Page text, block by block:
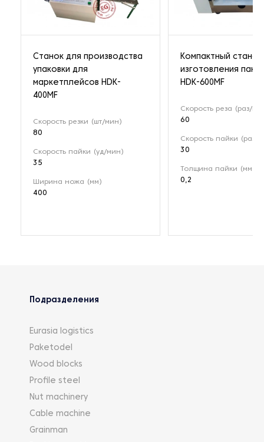
Станок для производства
упаковки для
маркетплейсов HDK-
400MF
Скорость резки (шт/мин)
80
Скорость пайки (уд/мин)
35
Ширина ножа (мм)
400
Компактный
изготовления
HDK-600MF
Скорость реза (раз/
60
Скорость пайки (раз/
30
Толщина пайки (мм)
0,2
Подразделения
Eurasia logistics
Paketodel
Wood blocks
Profile steel
Nut machinery
Cable machine
Grainman